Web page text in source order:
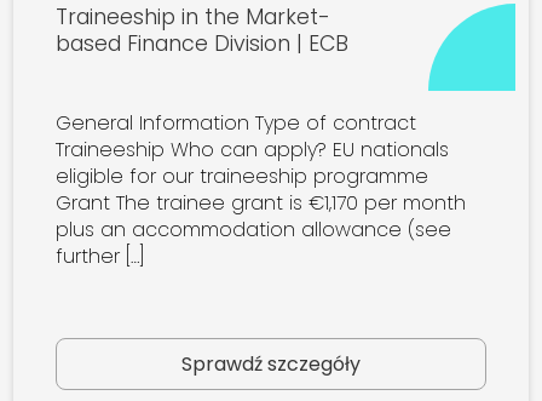
Traineeship in the Market-
based Finance Division | ECB
General Information Type of contract
Traineeship Who can apply? EU nationals
eligible for our traineeship programme
Grant The trainee grant is €1,170 per month
plus an accommodation allowance (see
further […]
Sprawdź szczegóły